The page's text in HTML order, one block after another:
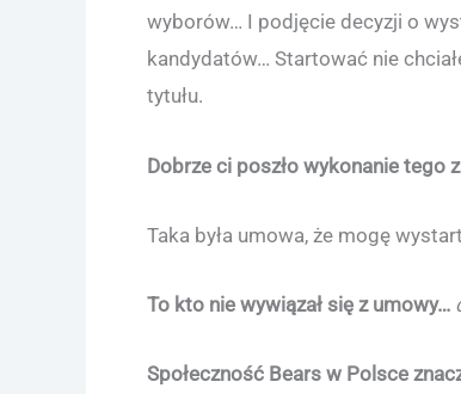
wyborów… I podjęcie decyzji o
kandydatów… Startować nie
tytułu.
Dobrze ci poszło wykonanie tego
Taka była umowa, że mogę
To kto nie wywiązał się z umowy…
Społeczność Bears w Polsce